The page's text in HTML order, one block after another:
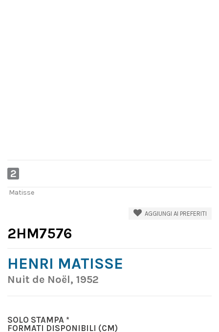
2
Matisse
AGGIUNGI AI PREFERITI
2HM7576
HENRI MATISSE
Nuit de Noël, 1952
SOLO STAMPA *
FORMATI DISPONIBILI (CM)